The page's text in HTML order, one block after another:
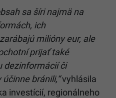
sa šíri najmä na
ich
milióny eur, ale
prijať také
dezinformácií či
bránili,“vyhlásila
investícií, regionálneho